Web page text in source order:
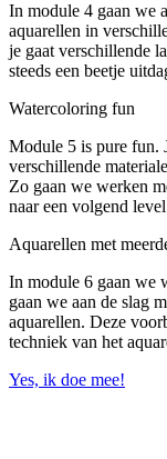
In module 4 gaan we
aquarellen in
je gaat verschillende
steeds een beetje
Watercoloring fun
Module 5 is pure fun.
verschillende
Zo gaan we werken
naar een volgend
Aquarellen met
In module 6 gaan we
gaan we aan de slag
aquarellen. Deze
techniek van het
Yes, ik doe mee!